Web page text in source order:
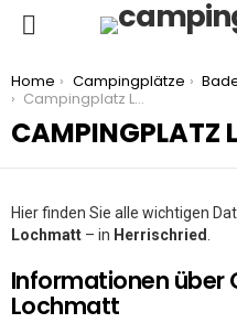
You are here:
Home Campingplätze
Campingplatz Lochmatt
CAMPINGPLATZ
Hier finden Sie alle wichtigen
Lochmatt – in Herrischried
Informationen über
Lochmatt